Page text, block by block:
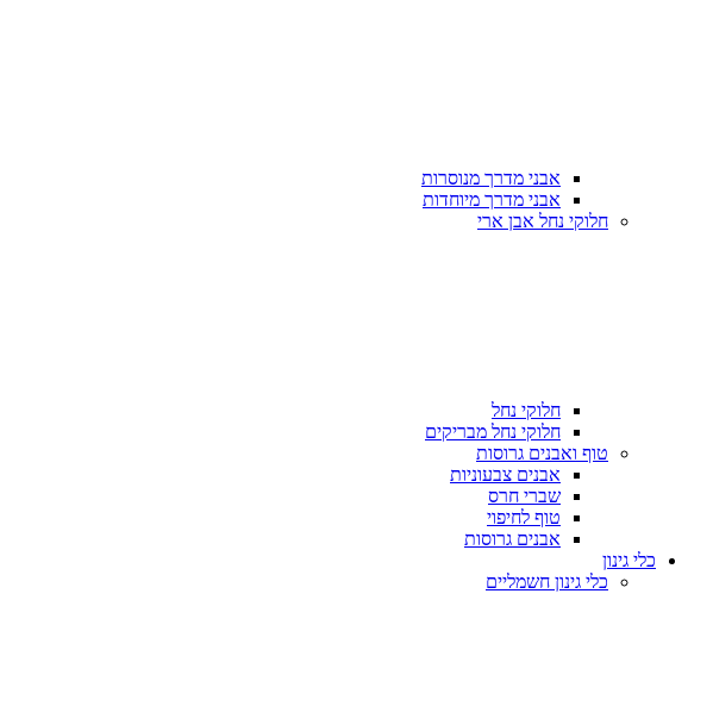
אבני מדרך מנוסרות
אבני מדרך מיוחדות
חלוקי נחל אבן ארי
חלוקי נחל
חלוקי נחל מבריקים
טוף ואבנים גרוסות
אבנים צבעוניות
שברי חרס
טוף לחיפוי
אבנים גרוסות
כלי גינון
כלי גינון חשמליים